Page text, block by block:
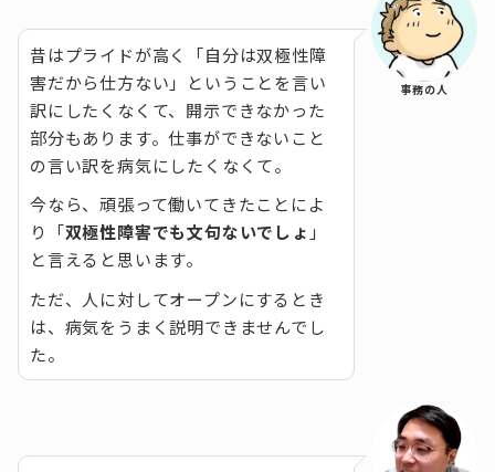
昔はプライドが高く「自分は双極性障
害だから仕方ない」ということを言い
訳にしたくなくて、開示できなかった
部分もあります。仕事ができないこと
の言い訳を病気にしたくなくて。
今なら、頑張って働いてきたことによ
り「双極性障害でも文句ないでしょ 」
と言えると思います。
ただ、人に対してオープンにするとき
は、病気をうまく説明できませんでし
た。
事務の人